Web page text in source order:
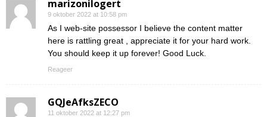
marizonilogert
9 oktober 2022 at 10:58 pm
As I web-site possessor I believe the content matter
here is rattling great , appreciate it for your hard work.
You should keep it up forever! Good Luck.
Reageer
GQJeAfksZECO
11 oktober 2022 at 12:27 pm